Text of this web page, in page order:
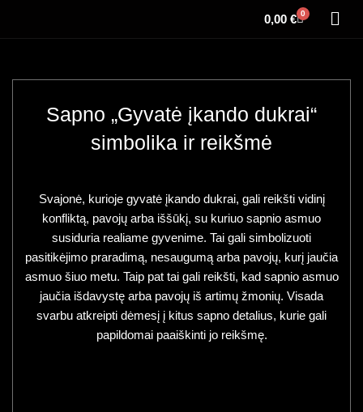
0,00 € 0
Sapno „Gyvatė įkando dukrai“
simbolika ir reikšmė
Svajonė, kurioje gyvatė įkando dukrai, gali reikšti vidinį
konfliktą, pavojų arba iššūkį, su kuriuo sapnio asmuo
susiduria realiame gyvenime. Tai gali simbolizuoti
pasitikėjimo praradimą, nesaugumą arba pavojų, kurį jaučia
asmuo šiuo metu. Taip pat tai gali reikšti, kad sapnio asmuo
jaučia išdavystę arba pavojų iš artimų žmonių. Visada
svarbu atkreipti dėmesį į kitus sapno detalius, kurie gali
papildomai paaiškinti jo reikšmę.